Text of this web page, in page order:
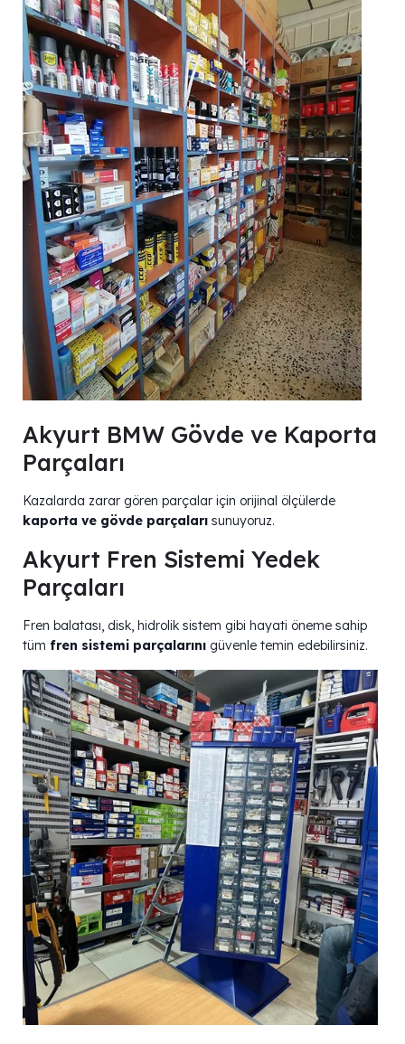
Akyurt BMW Gövde ve Kaporta
Parçaları
Kazalarda zarar gören parçalar için orijinal ölçülerde
kaporta ve gövde parçaları sunuyoruz.
Akyurt Fren Sistemi Yedek
Parçaları
Fren balatası, disk, hidrolik sistem gibi hayati öneme sahip
tüm fren sistemi parçalarını güvenle temin edebilirsiniz.